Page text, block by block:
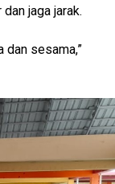
jaga jarak.
dan sesama,”